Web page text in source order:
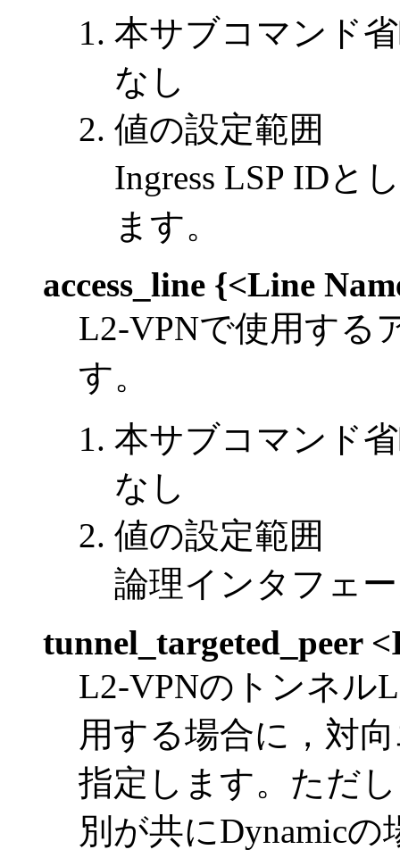
本サブコマンド
なし
値の設定範囲
Ingress LSP IDと
ます。
access_line {<Line
L2-VPNで使用する
す。
本サブコマンド
なし
値の設定範囲
論理インタフェ
tunnel_targeted_peer
L2-VPNのトンネル
用する場合に，対
指定します。ただ
別が共にDynamic